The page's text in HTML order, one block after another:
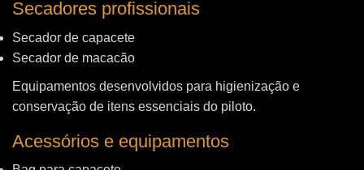
Secadores profissionais
Secador de capacete
Secador de macacão
Equipamentos desenvolvidos para higienização e
conservação de itens essenciais do piloto.
Acessórios e equipamentos